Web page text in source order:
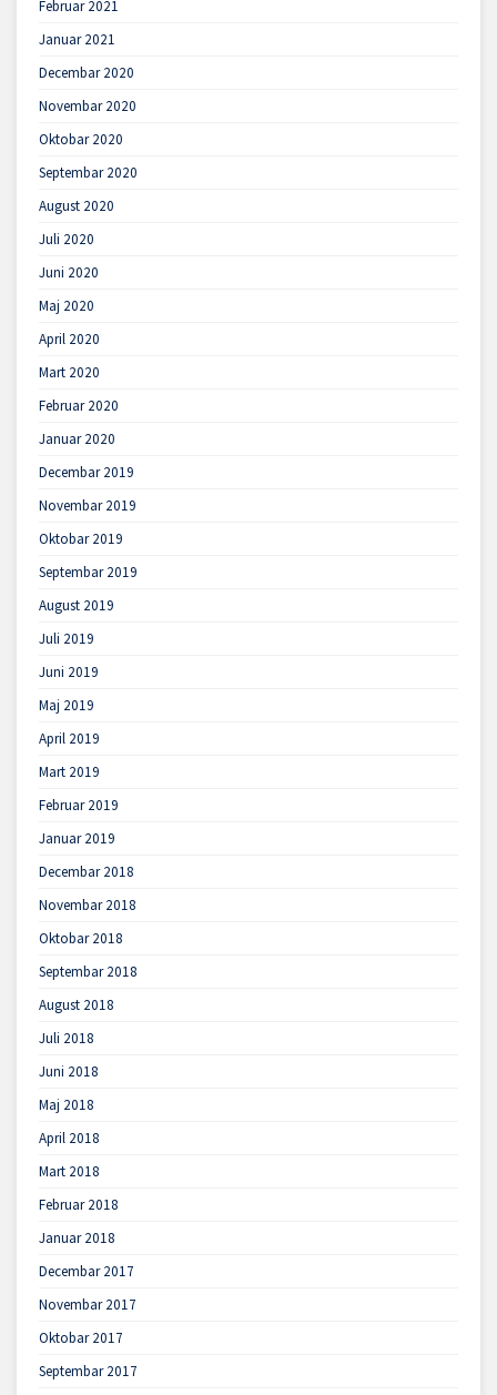
Februar 2021
Januar 2021
Decembar 2020
Novembar 2020
Oktobar 2020
Septembar 2020
August 2020
Juli 2020
Juni 2020
Maj 2020
April 2020
Mart 2020
Februar 2020
Januar 2020
Decembar 2019
Novembar 2019
Oktobar 2019
Septembar 2019
August 2019
Juli 2019
Juni 2019
Maj 2019
April 2019
Mart 2019
Februar 2019
Januar 2019
Decembar 2018
Novembar 2018
Oktobar 2018
Septembar 2018
August 2018
Juli 2018
Juni 2018
Maj 2018
April 2018
Mart 2018
Februar 2018
Januar 2018
Decembar 2017
Novembar 2017
Oktobar 2017
Septembar 2017